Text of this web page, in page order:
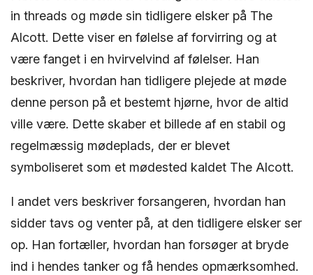
in threads og møde sin tidligere elsker på The
Alcott. Dette viser en følelse af forvirring og at
være fanget i en hvirvelvind af følelser. Han
beskriver, hvordan han tidligere plejede at møde
denne person på et bestemt hjørne, hvor de altid
ville være. Dette skaber et billede af en stabil og
regelmæssig mødeplads, der er blevet
symboliseret som et mødested kaldet The Alcott.
I andet vers beskriver forsangeren, hvordan han
sidder tavs og venter på, at den tidligere elsker ser
op. Han fortæller, hvordan han forsøger at bryde
ind i hendes tanker og få hendes opmærksomhed.